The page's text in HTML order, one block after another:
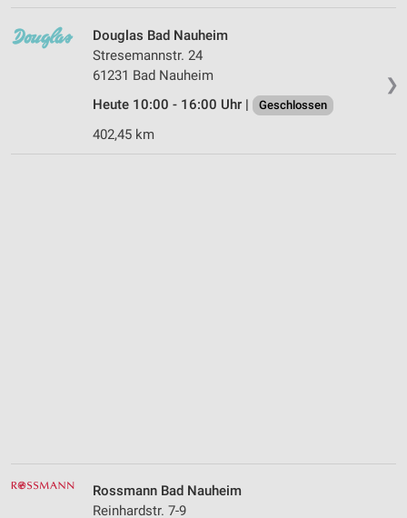
❯
Douglas Bad Nauheim
Stresemannstr. 24
61231 Bad Nauheim
Heute 10:00 - 16:00 Uhr |
Geschlossen
402,45 km
Rossmann Bad Nauheim
Reinhardstr. 7-9